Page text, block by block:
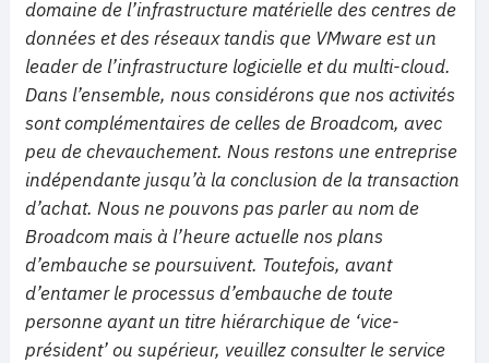
domaine de l’infrastructure matérielle des centres de
données et des réseaux tandis que VMware est un
leader de l’infrastructure logicielle et du multi-cloud.
Dans l’ensemble, nous considérons que nos activités
sont complémentaires de celles de Broadcom, avec
peu de chevauchement. Nous restons une entreprise
indépendante jusqu’à la conclusion de la transaction
d’achat. Nous ne pouvons pas parler au nom de
Broadcom mais à l’heure actuelle nos plans
d’embauche se poursuivent. Toutefois, avant
d’entamer le processus d’embauche de toute
personne ayant un titre hiérarchique de ‘vice-
président’ ou supérieur, veuillez consulter le service